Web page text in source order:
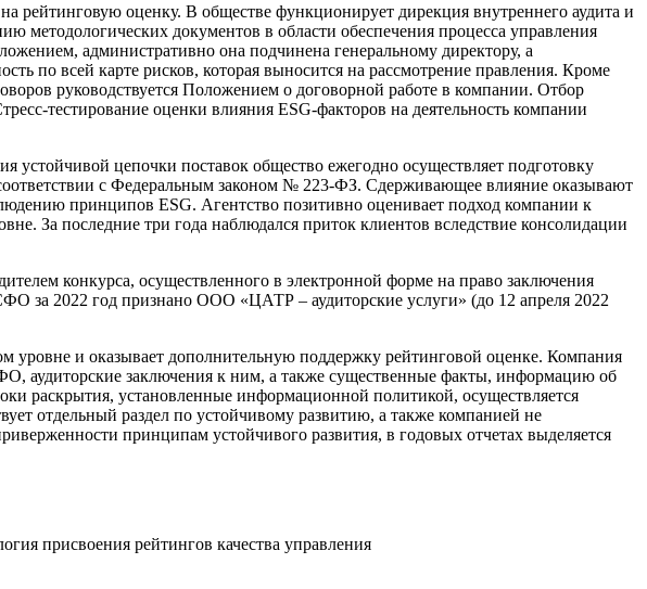
рейтинговую оценку. В обществе функционирует дирекция внутреннего аудита и
методологических документов в области обеспечения процесса управления
административно она подчинена генеральному директору, а
по всей карте рисков, которая выносится на рассмотрение правления. Кроме
руководствуется Положением о договорной работе в компании. Отбор
тестирование оценки влияния ESG-факторов на деятельность компании
цепочки поставок общество ежегодно осуществляет подготовку
с Федеральным законом № 223-ФЗ. Сдерживающее влияние оказывают
принципов ESG. Агентство позитивно оценивает подход компании к
За последние три года наблюдался приток клиентов вследствие консолидации
конкурса, осуществленного в электронной форме на право заключения
за 2022 год признано ООО «ЦАТР – аудиторские услуги» (до 12 апреля 2022
уровне и оказывает дополнительную поддержку рейтинговой оценке. Компания
аудиторские заключения к ним, а также существенные факты, информацию об
раскрытия, установленные информационной политикой, осуществляется
отдельный раздел по устойчивому развитию, а также компанией не
принципам устойчивого развития, в годовых отчетах выделяется
присвоения рейтингов качества управления